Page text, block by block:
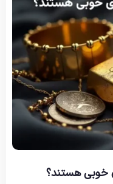
خوبی هستند؟